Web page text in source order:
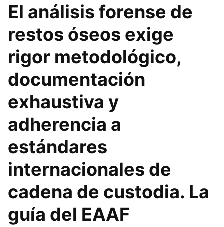
El análisis forense de
restos óseos exige
rigor metodológico,
documentación
exhaustiva y
adherencia a
estándares
internacionales de
cadena de custodia. La
guía del EAAF